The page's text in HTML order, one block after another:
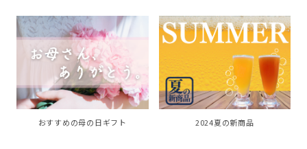
おすすめの母の日ギフト 2024夏の新商品